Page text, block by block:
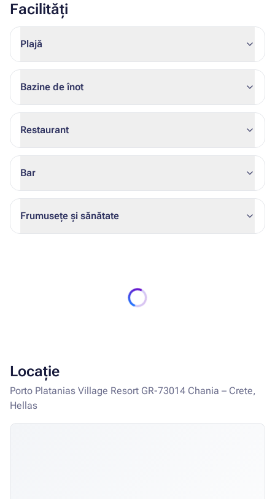
Facilități
Plajă
Bazine de înot
Restaurant
Bar
Frumusețe și sănătate
Locație
Porto Platanias Village Resort GR-73014 Chania – Crete,
Hellas